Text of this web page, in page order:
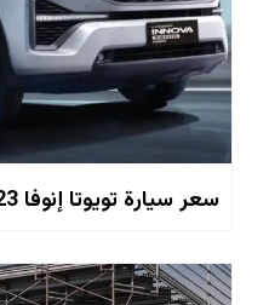
سعر سيارة تويوتا إنوفا 2023 في السعودية